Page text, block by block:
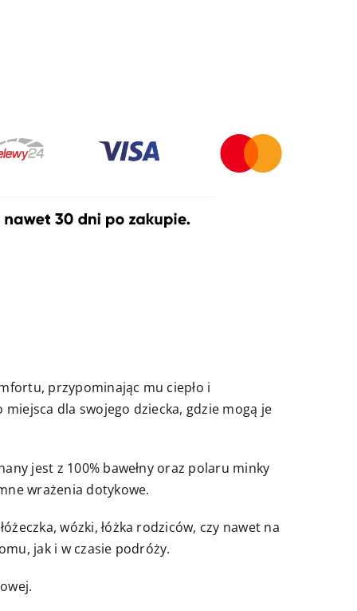
przypominając mu ciepło i
dla swojego dziecka, gdzie mogą je
jest z 100% bawełny oraz polaru minky
wrażenia dotykowe.
wózki, łóżka rodziców, czy nawet na
jak i w czasie podróży.